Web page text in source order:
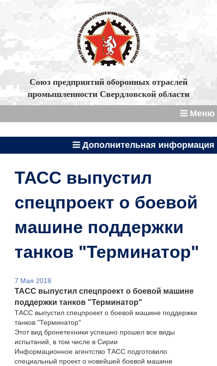
Союз предприятий оборонных отраслей
промышленности Свердловской области
Меню
Дополнительная информация
ТАСС выпустил
спецпроект о боевой
машине поддержки
танков "Терминатор"
7 Мая 2018
ТАСС выпустил спецпроект о боевой машине
поддержки танков "Терминатор"
ТАСС выпустил спецпроект о боевой машине поддержки
танков "Терминатор"
Этот вид бронетехники успешно прошел все виды
испытаний, в том числе в Сирии
Информационное агентство ТАСС подготовило
специальный проект о новейшей боевой машине